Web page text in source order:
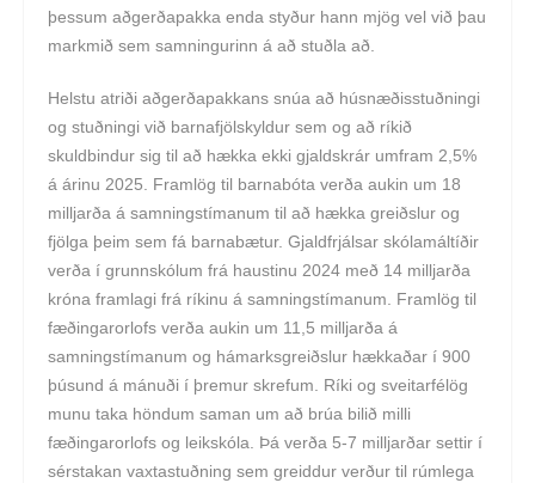
þessum aðgerðapakka enda styður hann mjög vel við þau
markmið sem samningurinn á að stuðla að.
Helstu atriði aðgerðapakkans snúa að húsnæðisstuðningi
og stuðningi við barnafjölskyldur sem og að ríkið
skuldbindur sig til að hækka ekki gjaldskrár umfram 2,5%
á árinu 2025. Framlög til barnabóta verða aukin um 18
milljarða á samningstímanum til að hækka greiðslur og
fjölga þeim sem fá barnabætur. Gjaldfrjálsar skólamáltíðir
verða í grunnskólum frá haustinu 2024 með 14 milljarða
króna framlagi frá ríkinu á samningstímanum. Framlög til
fæðingarorlofs verða aukin um 11,5 milljarða á
samningstímanum og hámarksgreiðslur hækkaðar í 900
þúsund á mánuði í þremur skrefum. Ríki og sveitarfélög
munu taka höndum saman um að brúa bilið milli
fæðingarorlofs og leikskóla. Þá verða 5-7 milljarðar settir í
sérstakan vaxtastuðning sem greiddur verður til rúmlega